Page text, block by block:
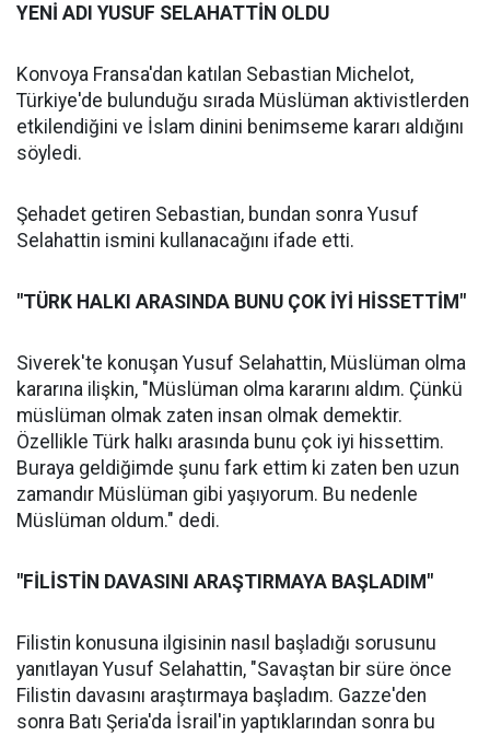
YENİ ADI YUSUF SELAHATTİN OLDU
Konvoya Fransa'dan katılan Sebastian Michelot,
Türkiye'de bulunduğu sırada Müslüman aktivistlerden
etkilendiğini ve İslam dinini benimseme kararı aldığını
söyledi.
Şehadet getiren Sebastian, bundan sonra Yusuf
Selahattin ismini kullanacağını ifade etti.
"TÜRK HALKI ARASINDA BUNU ÇOK İYİ HİSSETTİM"
Siverek'te konuşan Yusuf Selahattin, Müslüman olma
kararına ilişkin, "Müslüman olma kararını aldım. Çünkü
müslüman olmak zaten insan olmak demektir.
Özellikle Türk halkı arasında bunu çok iyi hissettim.
Buraya geldiğimde şunu fark ettim ki zaten ben uzun
zamandır Müslüman gibi yaşıyorum. Bu nedenle
Müslüman oldum." dedi.
"FİLİSTİN DAVASINI ARAŞTIRMAYA BAŞLADIM"
Filistin konusuna ilgisinin nasıl başladığı sorusunu
yanıtlayan Yusuf Selahattin, "Savaştan bir süre önce
Filistin davasını araştırmaya başladım. Gazze'den
sonra Batı Şeria'da İsrail'in yaptıklarından sonra bu